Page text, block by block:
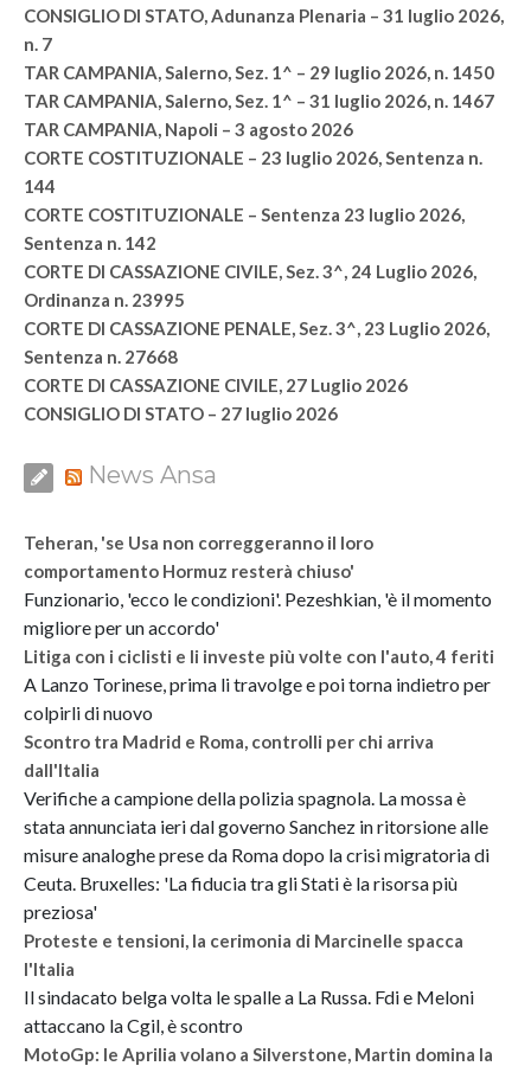
CONSIGLIO DI STATO, Adunanza Plenaria – 31 luglio 2026,
n. 7
TAR CAMPANIA, Salerno, Sez. 1^ – 29 luglio 2026, n. 1450
TAR CAMPANIA, Salerno, Sez. 1^ – 31 luglio 2026, n. 1467
TAR CAMPANIA, Napoli – 3 agosto 2026
CORTE COSTITUZIONALE – 23 luglio 2026, Sentenza n.
144
CORTE COSTITUZIONALE – Sentenza 23 luglio 2026,
Sentenza n. 142
CORTE DI CASSAZIONE CIVILE, Sez. 3^, 24 Luglio 2026,
Ordinanza n. 23995
CORTE DI CASSAZIONE PENALE, Sez. 3^, 23 Luglio 2026,
Sentenza n. 27668
CORTE DI CASSAZIONE CIVILE, 27 Luglio 2026
CONSIGLIO DI STATO – 27 luglio 2026
News Ansa
Teheran, 'se Usa non correggeranno il loro
comportamento Hormuz resterà chiuso'
Funzionario, 'ecco le condizioni'. Pezeshkian, 'è il momento
migliore per un accordo'
Litiga con i ciclisti e li investe più volte con l'auto, 4 feriti
A Lanzo Torinese, prima li travolge e poi torna indietro per
colpirli di nuovo
Scontro tra Madrid e Roma, controlli per chi arriva
dall'Italia
Verifiche a campione della polizia spagnola. La mossa è
stata annunciata ieri dal governo Sanchez in ritorsione alle
misure analoghe prese da Roma dopo la crisi migratoria di
Ceuta. Bruxelles: 'La fiducia tra gli Stati è la risorsa più
preziosa'
Proteste e tensioni, la cerimonia di Marcinelle spacca
l'Italia
Il sindacato belga volta le spalle a La Russa. Fdi e Meloni
attaccano la Cgil, è scontro
MotoGp: le Aprilia volano a Silverstone, Martin domina la